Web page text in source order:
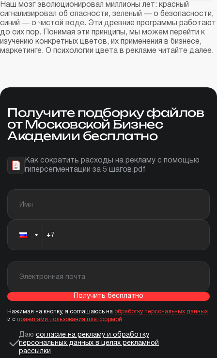
Наш мозг эволюционировал миллионы лет: красный
сигнализировал об опасности, зеленый — о безопасности,
синий — о чистой воде. Эти древние программы работают
до сих пор. Понимая эти принципы, мы можем перейти к
изучению конкретных цветов, их применения в бизнесе,
маркетинге. О психологии цвета в рекламе читайте далее.
Получите подборку файлов
от Московской Бизнес
Академии бесплатно
Как сократить расходы на рекламу с помощью
гиперсегментации за 5 шагов.pdf
Получить бесплатно
Нажимая на кнопку, я соглашаюсь на обработку персональных данных
и с правилами пользования платформой
Даю согласие на рекламу и обработку
персональных данных в целях рекламной
рассылки